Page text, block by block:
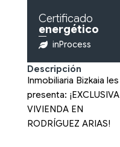
Certificado
energético
inProcess
Descripción
Inmobiliaria Bizkaia les
presenta: ¡EXCLUSIVA
VIVIENDA EN
RODRÍGUEZ ARIAS!